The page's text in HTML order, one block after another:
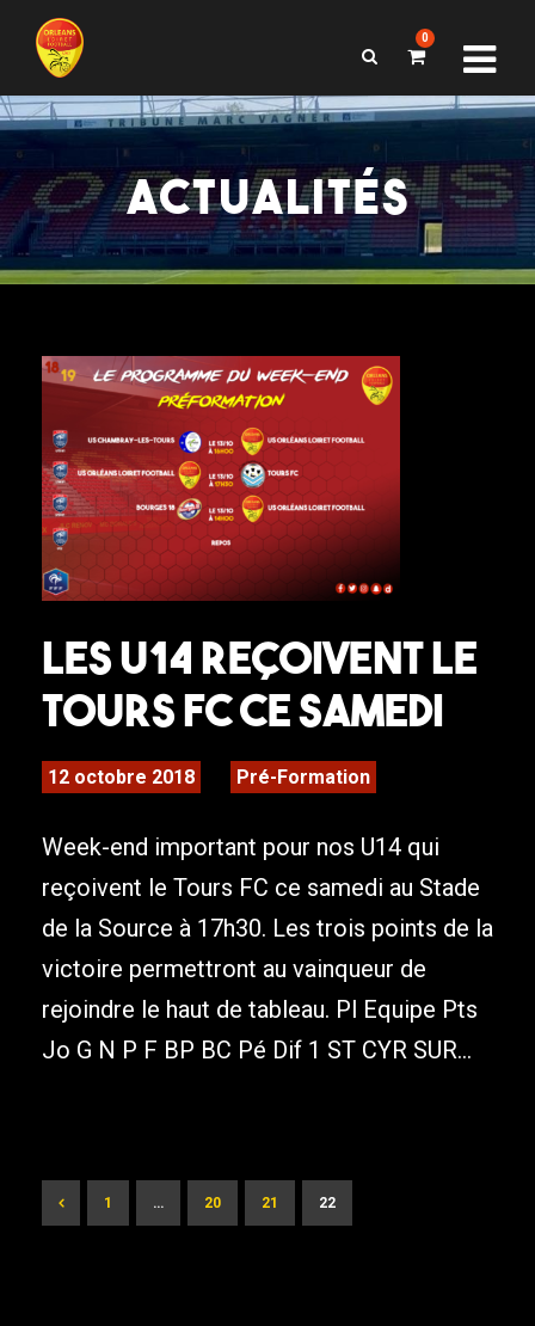
0
ACTUALITÉS
Les U14 reçoivent le
Tours FC ce samedi
12 octobre 2018 Pré-Formation
Week-end important pour nos U14 qui
reçoivent le Tours FC ce samedi au Stade
de la Source à 17h30. Les trois points de la
victoire permettront au vainqueur de
rejoindre le haut de tableau. Pl Equipe Pts
Jo G N P F BP BC Pé Dif 1 ST CYR SUR...
1 … 20 21 22